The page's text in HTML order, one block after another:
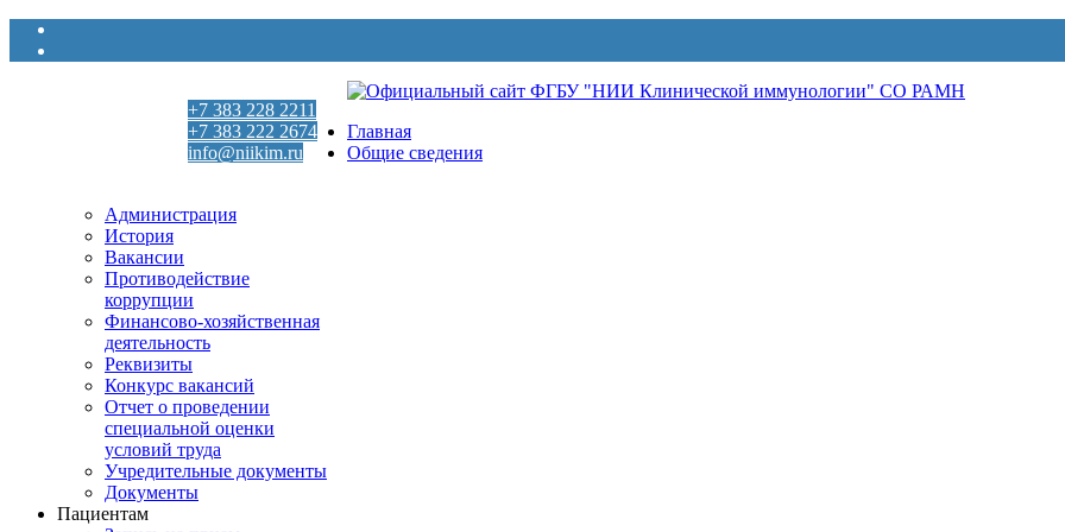
+7 383 228 2211
+7 383 222 2674
info@niikim.ru
Главная
Общие сведения
Администрация
История
Вакансии
Противодействие
коррупции
Финансово-хозяйственная
деятельность
Реквизиты
Конкурс вакансий
Отчет о проведении
специальной оценки
условий труда
Учредительные документы
Документы
Пациентам